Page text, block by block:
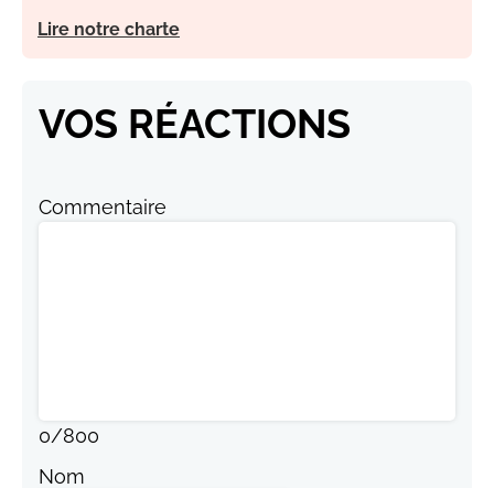
Lire notre charte
VOS RÉACTIONS
Commentaire
0/800
Nom